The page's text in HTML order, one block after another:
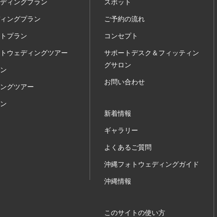
ィングプラン
ングプラン
プラン
ウェディングツアー
グツアー
スポット
ご予約の流れ
コンセプト
サポートデスク＆フィッティン
グサロン
お問い合わせ
新着情報
ギャラリー
よくあるご質問
沖縄フォトウェディングガイド
沖縄情報
このサイトの使い方